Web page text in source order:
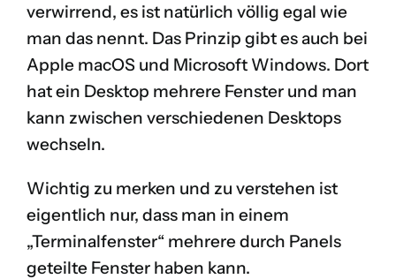
verwirrend, es ist natürlich völlig egal wie
man das nennt. Das Prinzip gibt es auch bei
Apple macOS und Microsoft Windows. Dort
hat ein Desktop mehrere Fenster und man
kann zwischen verschiedenen Desktops
wechseln.
Wichtig zu merken und zu verstehen ist
eigentlich nur, dass man in einem
„Terminalfenster“ mehrere durch Panels
geteilte Fenster haben kann.